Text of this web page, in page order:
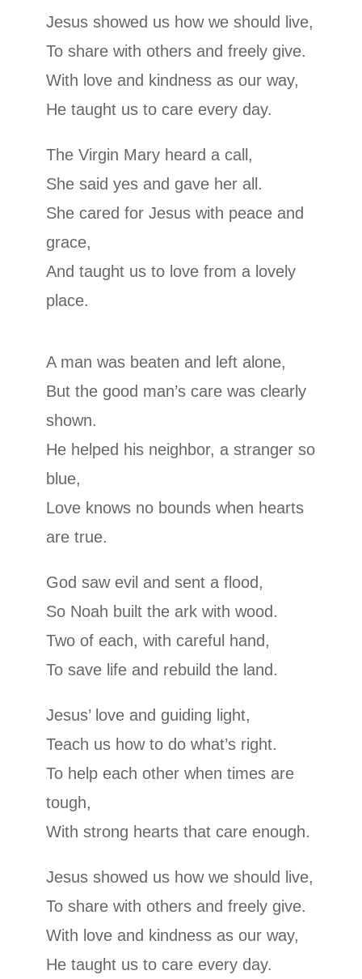
Jesus showed us how we should live,
To share with others and freely give.
With love and kindness as our way,
He taught us to care every day.
The Virgin Mary heard a call,
She said yes and gave her all.
She cared for Jesus with peace and
grace,
And taught us to love from a lovely
place.
A man was beaten and left alone,
But the good man’s care was clearly
shown.
He helped his neighbor, a stranger so
blue,
Love knows no bounds when hearts
are true.
God saw evil and sent a flood,
So Noah built the ark with wood.
Two of each, with careful hand,
To save life and rebuild the land.
Jesus’ love and guiding light,
Teach us how to do what’s right.
To help each other when times are
tough,
With strong hearts that care enough.
Jesus showed us how we should live,
To share with others and freely give.
With love and kindness as our way,
He taught us to care every day.